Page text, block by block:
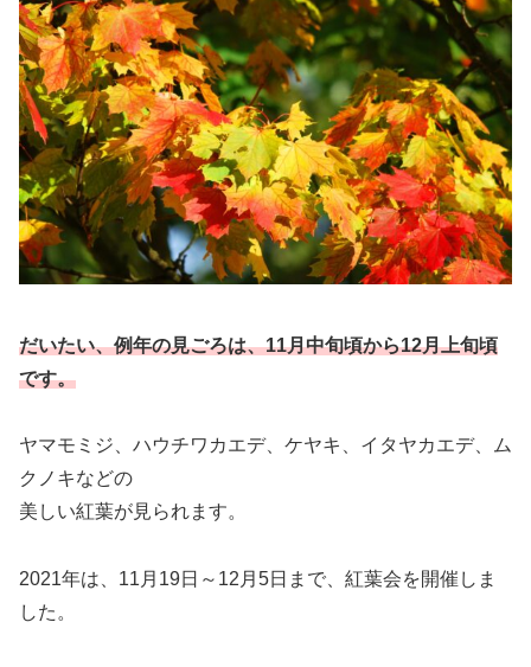
だいたい、例年の見ごろは、11月中旬頃から12月上旬頃
です。
ヤマモミジ、ハウチワカエデ、ケヤキ、イタヤカエデ、ム
クノキなどの
美しい紅葉が見られます。
2021年は、11月19日～12月5日まで、紅葉会を開催しま
した。